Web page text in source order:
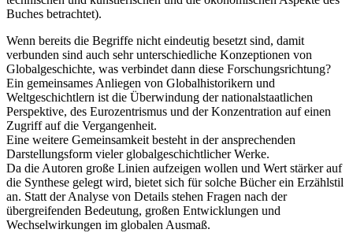
Buches betrachtet).
Wenn bereits die Begriffe nicht eindeutig besetzt sind, damit
verbunden sind auch sehr unterschiedliche Konzeptionen von
Globalgeschichte, was verbindet dann diese Forschungsrichtung?
Ein gemeinsames Anliegen von Globalhistorikern und
Weltgeschichtlern ist die Überwindung der nationalstaatlichen
Perspektive, des Eurozentrismus und der Konzentration auf einen
Zugriff auf die Vergangenheit.
Eine weitere Gemeinsamkeit besteht in der ansprechenden
Darstellungsform vieler globalgeschichtlicher Werke.
Da die Autoren große Linien aufzeigen wollen und Wert stärker auf
die Synthese gelegt wird, bietet sich für solche Bücher ein Erzählstil
an. Statt der Analyse von Details stehen Fragen nach der
übergreifenden Bedeutung, großen Entwicklungen und
Wechselwirkungen im globalen Ausmaß.